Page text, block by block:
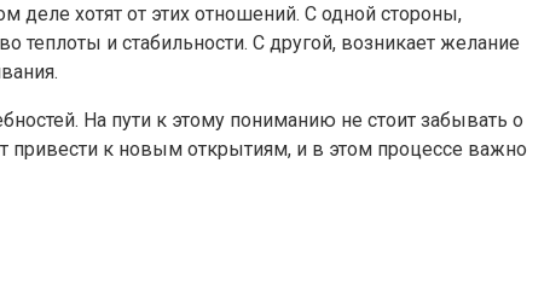
деле хотят от этих отношений. С одной стороны,
и стабильности. С другой, возникает желание
На пути к этому пониманию не стоит забывать о
привести к новым открытиям, и в этом процессе важно